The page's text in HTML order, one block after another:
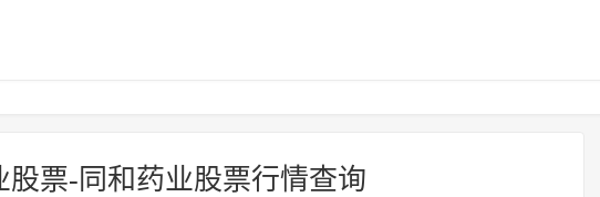
股票-同和药业股票行情查询